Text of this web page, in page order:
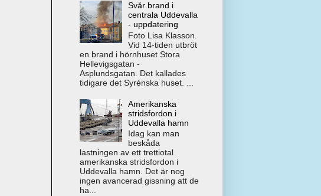
Svår brand i
centrala Uddevalla
- uppdatering
Foto Lisa Klasson.
Vid 14-tiden utbröt
en brand i hörnhuset Stora
Hellevigsgatan -
Asplundsgatan. Det kallades
tidigare det Syrénska huset. ...
Amerikanska
stridsfordon i
Uddevalla hamn
Idag kan man
beskåda
lastningen av ett trettiotal
amerikanska stridsfordon i
Uddevalla hamn. Det är nog
ingen avancerad gissning att de
ha...